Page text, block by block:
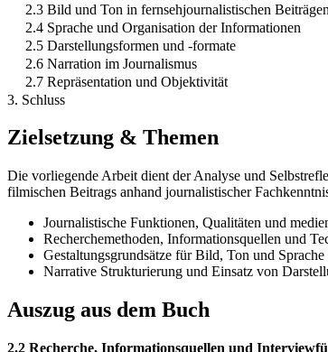
2.3 Bild und Ton in fernsehjournalistischen Beiträgen
2.4 Sprache und Organisation der Informationen
2.5 Darstellungsformen und -formate
2.6 Narration im Journalismus
2.7 Repräsentation und Objektivität
3. Schluss
Zielsetzung & Themen
Die vorliegende Arbeit dient der Analyse und
filmischen Beitrags anhand journalistischer
Journalistische Funktionen, Qualitäten und
Recherchemethoden, Informationsquellen und
Gestaltungsgrundsätze für Bild, Ton und
Narrative Strukturierung und Einsatz von
Auszug aus dem Buch
2.2 Recherche, Informationsquellen und